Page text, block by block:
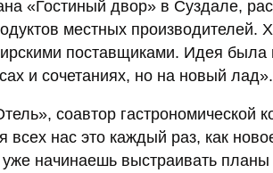
«Гостиный двор» в Суздале,
местных производителей.
поставщиками. Идея была
и сочетаниях, но на новый лад».
соавтор гастрономической
всех нас это каждый раз, как
начинаешь выстраивать планы